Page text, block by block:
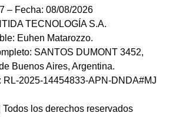
– Fecha: 08/08/2026
TECNOLOGÍA S.A.
Euhen Matarozzo.
SANTOS DUMONT 3452,
Buenos Aires, Argentina.
RL-2025-14454833-APN-DNDA#MJ
los derechos reservados